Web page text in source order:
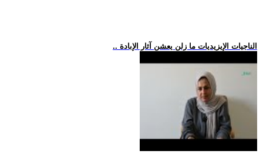
.. الناجيات الإيزيديات ما زلن يعشن آثار الإبادة